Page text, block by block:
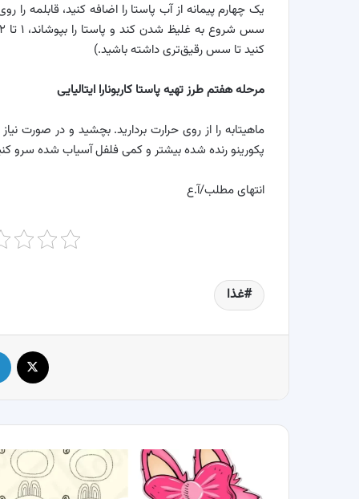
یک چهارم پیمانه از آب پاستا را اضافه کنید، قابلمه
کنید تا سس رقیق‌تری داشته باشید.)
مرحله هفتم طرز تهیه پاستا کاربونارا ایتالیایی
ماهیتابه را از روی حرارت بردارید. بچشید و در صورت
پکورینو رنده شده بیشتر و کمی فلفل آسیاب شده سرو
انتهای مطلب/آ.ع
غذا
کشیدن
نقاشی